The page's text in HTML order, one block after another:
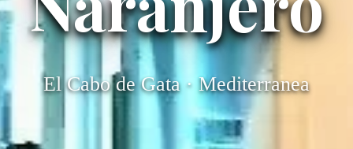
El Cabo de Gata · Mediterranea